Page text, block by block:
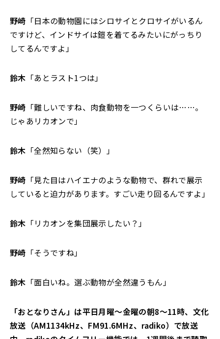
野崎 「日本の動物園にはシロサイとクロサイがいるん
ですけど、インドサイは鎧を着てるみたいにがっちり
してるんですよ」
鈴木 「あとラスト1つは」
野崎 「難しいですね、肉食動物を一つくらいは……。
じゃあリカオンで」
鈴木 「全然知らない（笑）」
野崎 「見た目はハイエナのような動物で、群れで展示
していると迫力があります。すごい走り回るんですよ」
鈴木 「リカオンを集団展示したい？」
野崎 「そうですね」
鈴木 「面白いね。選ぶ動物が全然違うもん」
「おとなりさん」は平日月曜～金曜の朝8～11時、文化
放送（AM1134kHz、FM91.6MHz、radiko）で放送